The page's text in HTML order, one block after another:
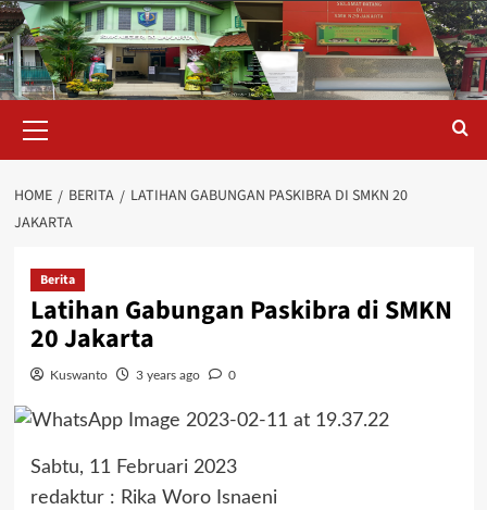
Skip
to
content
Menu
HOME BERITA
LATIHAN GABUNGAN PASKIBRA DI SMKN 20
JAKARTA
Berita
Latihan Gabungan Paskibra di SMKN
20 Jakarta
Kuswanto 3 years ago 0
Sabtu, 11 Februari 2023
redaktur : Rika Woro Isnaeni